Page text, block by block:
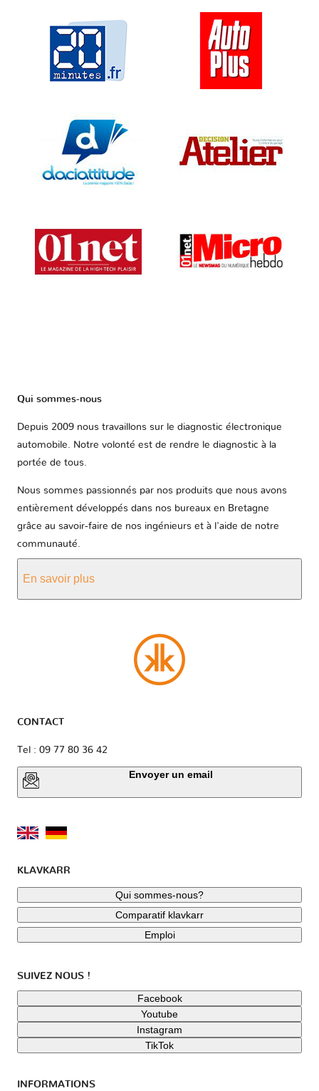
Qui sommes-nous
Depuis 2009 nous travaillons sur le diagnostic électronique
automobile. Notre volonté est de rendre le diagnostic à la
portée de tous.
Nous sommes passionnés par nos produits que nous avons
entièrement développés dans nos bureaux en Bretagne
grâce au savoir-faire de nos ingénieurs et à l'aide de notre
communauté.
En savoir plus
CONTACT
Tel : 09 77 80 36 42
Envoyer un email
KLAVKARR
Qui sommes-nous?
Comparatif klavkarr
Emploi
SUIVEZ NOUS !
Facebook
Youtube
Instagram
TikTok
INFORMATIONS